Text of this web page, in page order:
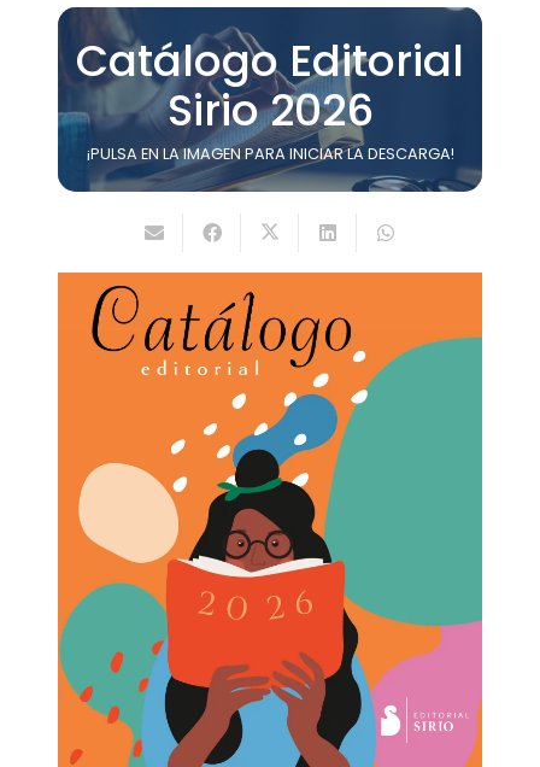
Catálogo Editorial
Sirio 2026
¡PULSA EN LA IMAGEN PARA INICIAR LA DESCARGA!